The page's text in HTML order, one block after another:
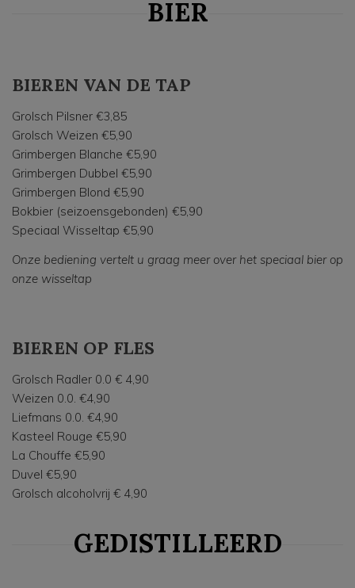
BIER
BIEREN VAN DE TAP
Grolsch Pilsner €3,85
Grolsch Weizen €5,90
Grimbergen Blanche €5,90
Grimbergen Dubbel €5,90
Grimbergen Blond €5,90
Bokbier (seizoensgebonden) €5,90
Speciaal Wisseltap €5,90
Onze bediening vertelt u graag meer over het speciaal bier op
onze wisseltap
BIEREN OP FLES
Grolsch Radler 0.0 € 4,90
Weizen 0.0. €4,90
Liefmans 0.0. €4,90
Kasteel Rouge €5,90
La Chouffe €5,90
Duvel €5,90
Grolsch alcoholvrij € 4,90
GEDISTILLEERD